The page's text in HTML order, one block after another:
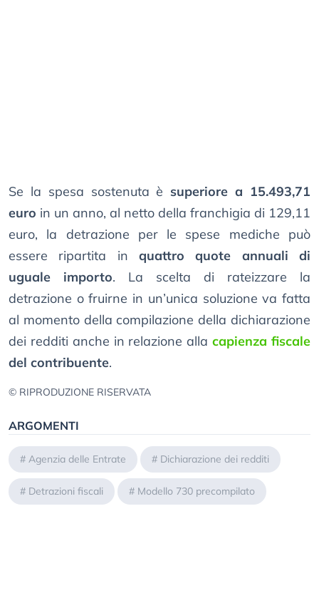
Se la spesa sostenuta è superiore a 15.493,71
euro in un anno, al netto della franchigia di 129,11
euro, la detrazione per le spese mediche può
essere ripartita in quattro quote annuali di
uguale importo. La scelta di rateizzare la
detrazione o fruirne in un’unica soluzione va fatta
al momento della compilazione della dichiarazione
dei redditi anche in relazione allacapienza fiscale
del contribuente.
© RIPRODUZIONE RISERVATA
ARGOMENTI
# Agenzia delle Entrate # Dichiarazione dei redditi
# Detrazioni fiscali # Modello 730 precompilato